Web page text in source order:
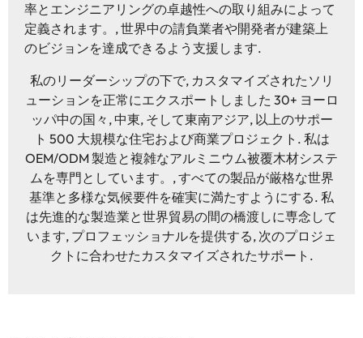
率とエンジニアリングの卓越性への取り組みによって
定義されます。, 世界中の請負業者や開発者が建築上
のビジョンを達成できるよう支援します.
私のリーダーシップの下で, カスタマイズされたソリ
ューションを正常にエクスポートしました 30+ ヨーロ
ッパ中の国々, 中東, そして東南アジア, 以上のサポー
ト 500 大規模な住宅および商業プロジェクト. 私は
OEM/ODM 製造と複雑なアルミニウム被覆木材システ
ムを専門としています。, すべての製品が厳格な世界
基準と多様な気候要件を確実に満たすようにする. 私
は先進的な製造業と世界貿易の間の橋渡しに専念して
います, プロフェッショナルを提供する, 次のプロジェ
クトに合わせたカスタマイズされたサポート.